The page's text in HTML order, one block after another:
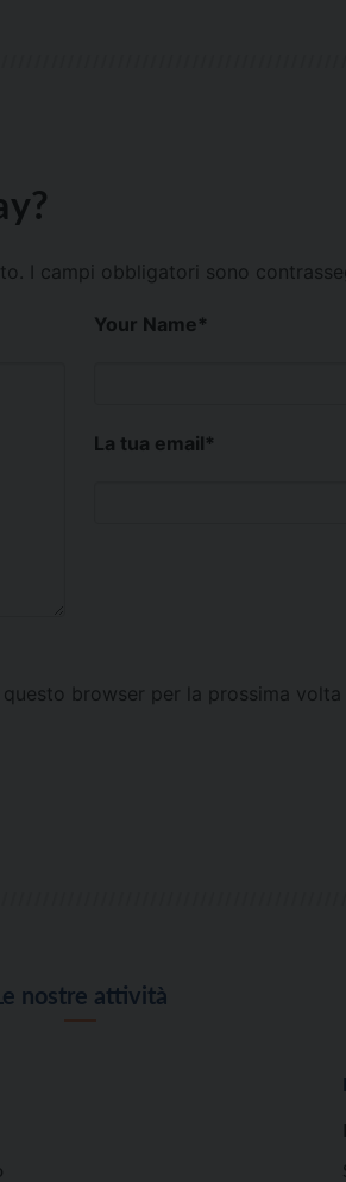
I campi obbligatori sono
Your Name*
La tua email*
browser per la prossima
nostre attività